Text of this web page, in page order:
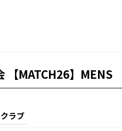
【MATCH26】MENS
ラブ